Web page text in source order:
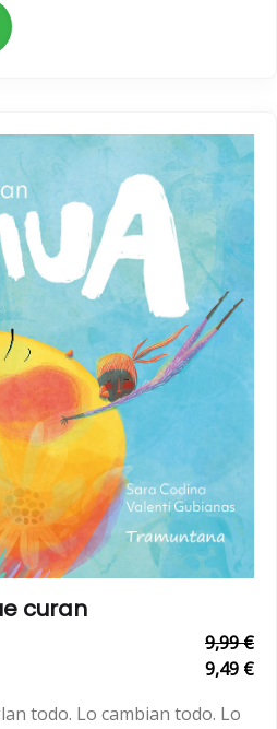
curan
9,99 €
9,49 €
todo. Lo cambian todo. Lo